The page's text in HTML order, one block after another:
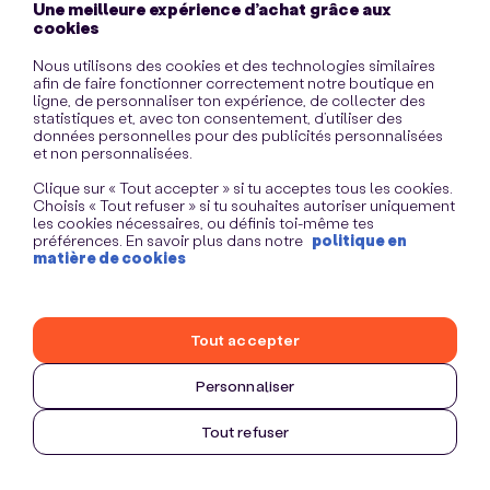
Une meilleure expérience d’achat grâce aux
cookies
Nous utilisons des cookies et des technologies similaires
afin de faire fonctionner correctement notre boutique en
ligne, de personnaliser ton expérience, de collecter des
statistiques et, avec ton consentement, d’utiliser des
données personnelles pour des publicités personnalisées
et non personnalisées.
Clique sur « Tout accepter » si tu acceptes tous les cookies.
Choisis « Tout refuser » si tu souhaites autoriser uniquement
les cookies nécessaires, ou définis toi-même tes
préférences. En savoir plus dans notre politique en
matière de cookies
Personnaliser
Tout refuser
Tout accepter